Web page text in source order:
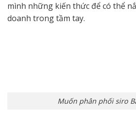
mình những kiến thức để có thể
doanh trong tầm tay.
Muốn phân phối siro